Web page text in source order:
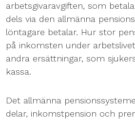
arbetsgivaravgiften, som
dels via den allmänna
löntagare betalar. Hur stor
på inkomsten under
andra ersättningar, som
kassa.
Det allmänna
delar, inkomstpension och